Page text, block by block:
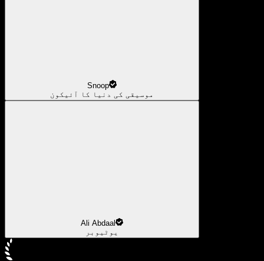
Snoop
موسیقی کی دنیا کا آئیکون
Ali Abdaal
یوٹیوبر